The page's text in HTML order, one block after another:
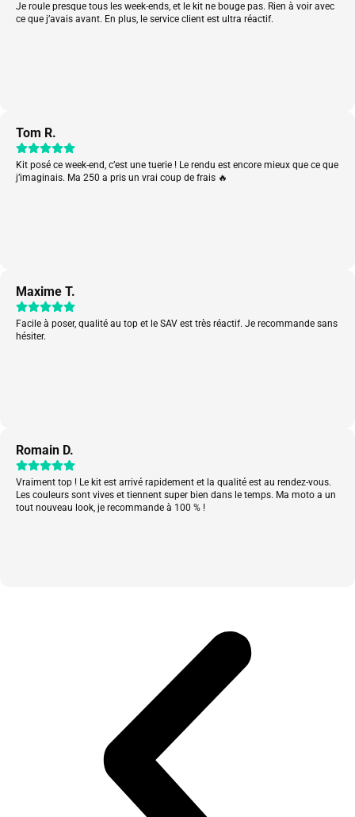
Je roule presque tous les week-ends, et le kit ne bouge pas. Rien à voir avec
ce que j’avais avant. En plus, le service client est ultra réactif.
Tom R.
Kit posé ce week-end, c’est une tuerie ! Le rendu est encore mieux que ce que
j’imaginais. Ma 250 a pris un vrai coup de frais 🔥
Maxime T.
Facile à poser, qualité au top et le SAV est très réactif. Je recommande sans
hésiter.
Romain D.
Vraiment top ! Le kit est arrivé rapidement et la qualité est au rendez-vous.
Les couleurs sont vives et tiennent super bien dans le temps. Ma moto a un
tout nouveau look, je recommande à 100 % !